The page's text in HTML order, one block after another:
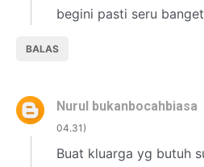
begini pasti seru
BALAS
Nurul bukanbocahbiasa
04.31
Buat kluarga yg butuh